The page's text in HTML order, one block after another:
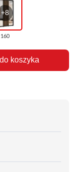
+8
160
koszyka